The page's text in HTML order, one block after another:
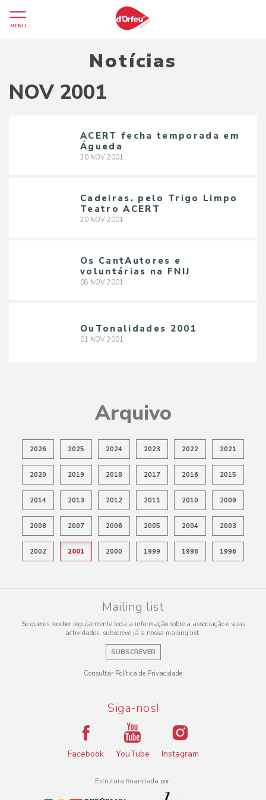
MENU
Notícias
NOV 2001
ACERT fecha temporada em
Águeda
20 NOV 2001
Cadeiras, pelo Trigo Limpo
Teatro ACERT
20 NOV 2001
Os CantAutores e
voluntárias na FNIJ
08 NOV 2001
OuTonalidades 2001
01 NOV 2001
Arquivo
2026 2025 2024 2023 2022 2021
2020 2019 2018 2017 2016 2015
2014 2013 2012 2011 2010 2009
2008 2007 2006 2005 2004 2003
2002 2001 2000 1999 1998 1996
Mailing list
Se queres receber regularmente toda a informação sobre a associação e suas
actividades, subscreve já a nossa mailing list.
SUBSCREVER
Consultar Política de Privacidade
Siga-nos!
Facebook YouTube Instagram
Estrutura financiada por: